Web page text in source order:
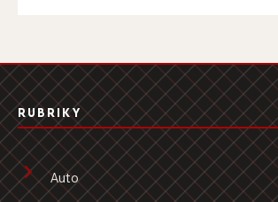
RUBRIKY
Auto